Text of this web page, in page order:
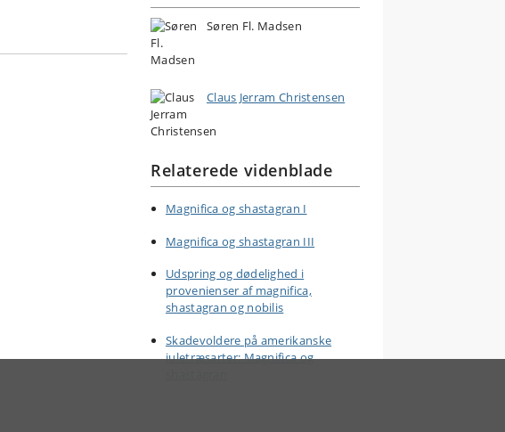
Søren Fl. Madsen
Claus Jerram Christensen
Relaterede videnblade
Magnifica og shastagran I
Magnifica og shastagran III
Udspring og dødelighed i
provenienser af magnifica,
shastagran og nobilis
Skadevoldere på amerikanske
juletræsarter: Magnifica og